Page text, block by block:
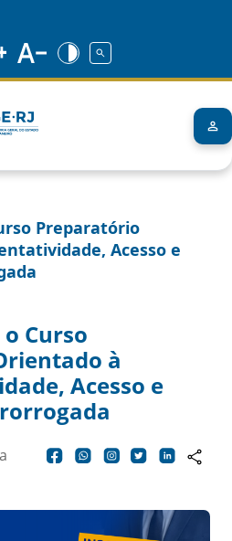
Preparatório
Acesso e
Curso
à
Acesso e